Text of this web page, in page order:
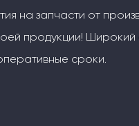
на запчасти от
продукции! Широкий
сроки.